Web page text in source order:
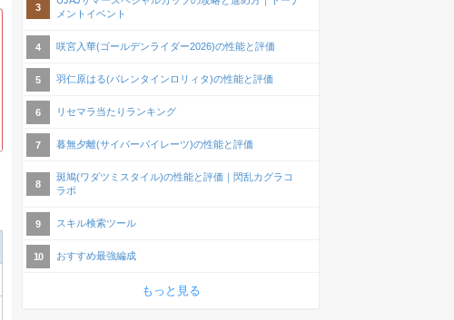
メントイベント
咲宮入華(ゴールデンライダー2026)の性能と評価
羽仁原はる(バレンタインロリィタ)の性能と評価
リセマラ当たりランキング
暮無夕離(サイバーパイレーツ)の性能と評価
斑鳩(ワダツミスタイル)の性能と評価｜閃乱カグラコ
ラボ
スキル検索ツール
おすすめ最強編成
もっと見る